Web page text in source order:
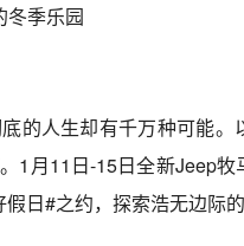
的人生却有千万种可能。
1月11日-15日全新Jeep牧
日#之约，探索浩无边际的